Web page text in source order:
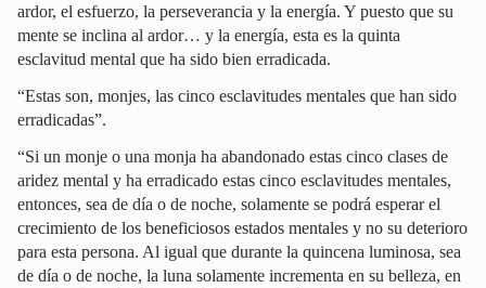
ardor, el esfuerzo, la perseverancia y la energía. Y puesto que su
mente se inclina al ardor… y la energía, esta es la quinta
esclavitud mental que ha sido bien erradicada.
“Estas son, monjes, las cinco esclavitudes mentales que han sido
erradicadas”.
“Si un monje o una monja ha abandonado estas cinco clases de
aridez mental y ha erradicado estas cinco esclavitudes mentales,
entonces, sea de día o de noche, solamente se podrá esperar el
crecimiento de los beneficiosos estados mentales y no su deterioro
para esta persona. Al igual que durante la quincena luminosa, sea
de día o de noche, la luna solamente incrementa en su belleza, en